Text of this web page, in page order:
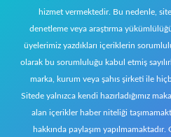
hizmet vermektedir. Bu nedenle,
denetleme veya araştırma
üyelerimiz yazdıkları içeriklerin
olarak bu sorumluluğu kabul etmiş
marka, kurum veya şahıs şirketi ile
Sitede yalnızca kendi hazırladığımız
alan içerikler haber niteliği
hakkında paylaşım